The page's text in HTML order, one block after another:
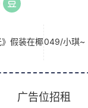
假装在椰049/小琪~
广告位招租